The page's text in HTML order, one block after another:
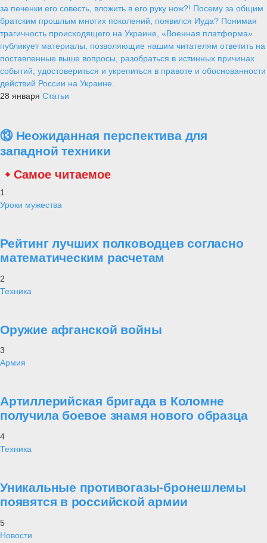
за печенки его совесть, вложить в его руку нож?! Посему за общим
братским прошлым многих поколений, появился Иуда? Понимая
трагичность происходящего на Украине, «Военная платформа»
публикует материалы, позволяющие нашим читателям ответить на
поставленные выше вопросы, разобраться в истинных причинах
событий, удостовериться и укрепиться в правоте и обоснованности
действий России на Украине.
28 января Статьи
⑬ Неожиданная перспектива для
западной техники
Самое читаемое
1
Уроки мужества
Рейтинг лучших полководцев согласно
математическим расчетам
2
Техника
Оружие афганской войны
3
Армия
Артиллерийская бригада в Коломне
получила боевое знамя нового образца
4
Техника
Уникальные противогазы-бронешлемы
появятся в российской армии
5
Новости